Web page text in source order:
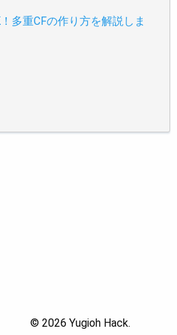
多重CFの作り方を解説しま
© 2026 Yugioh Hack.